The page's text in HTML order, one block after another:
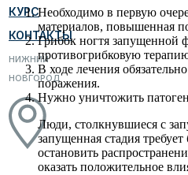
КУРС
КОНТАКТЫ
НИЖНИЙ
НОВГОРОД
Необходимо в первую
материалов, повышенная
Грибок ногтя запущенной
противогрибковую
В ходе лечения
поражения.
Нужно уничтожить
Люди, столкнувшиеся с
запущенная стадия
остановить
оказать положительное